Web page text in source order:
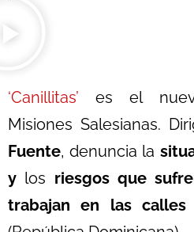
‘Canillitas’ es el
Misiones Salesianas.
Fuente, denuncia la
y los riesgos que
trabajan en las calles